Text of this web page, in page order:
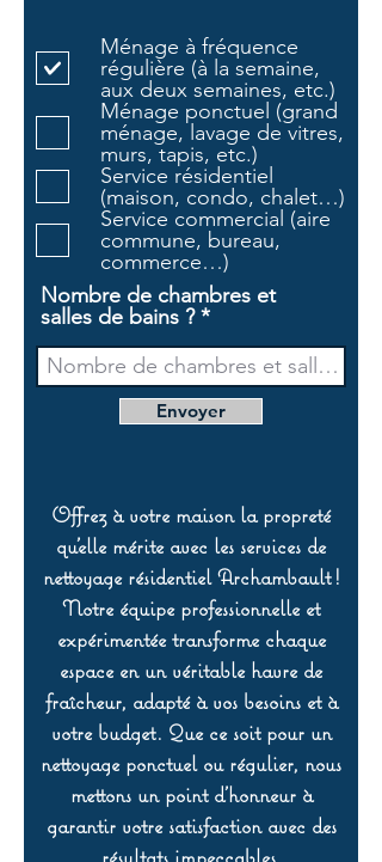
g
a
t
o
i
r
e
Ménage à fréquence
régulière (à la semaine,
aux deux semaines, etc.)
Ménage ponctuel (grand
ménage, lavage de vitres,
murs, tapis, etc.)
Service résidentiel
(maison, condo, chalet…)
Service commercial (aire
commune, bureau,
commerce…)
Nombre de chambres et
salles de bains ?
Envoyer
Offrez à votre maison la propreté
qu’elle mérite avec les services de
nettoyage résidentiel Archambault !
Notre équipe professionnelle et
expérimentée transforme chaque
espace en un véritable havre de
fraîcheur, adapté à vos besoins et à
votre budget. Que ce soit pour un
nettoyage ponctuel ou régulier, nous
mettons un point d’honneur à
garantir votre satisfaction avec des